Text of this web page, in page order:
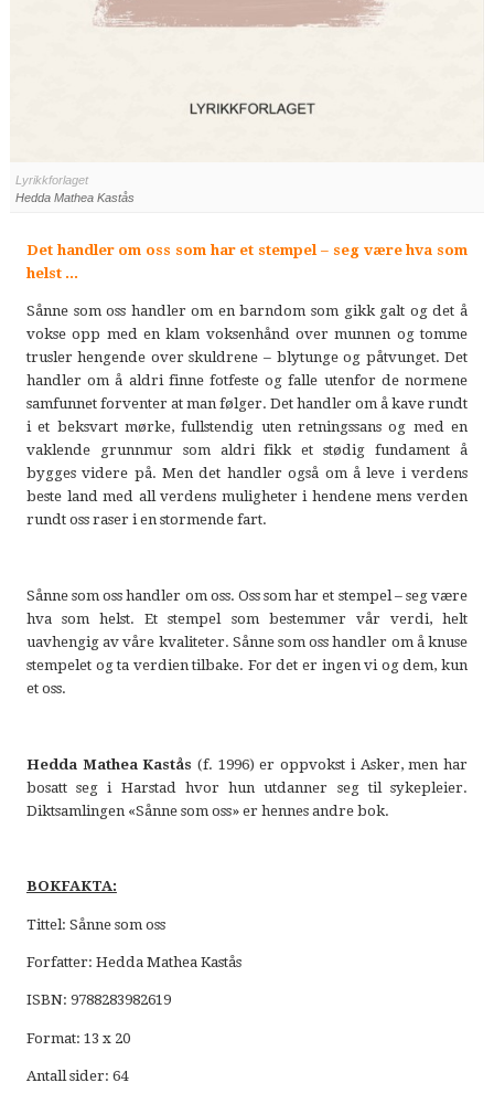
Lyrikkforlaget
Hedda Mathea Kastås
Det handler om oss som har et stempel – seg være hva som
helst ...
Sånne som oss handler om en barndom som gikk galt og det å
vokse opp med en klam voksenhånd over munnen og tomme
trusler hengende over skuldrene – blytunge og påtvunget. Det
handler om å aldri finne fotfeste og falle utenfor de normene
samfunnet forventer at man følger. Det handler om å kave rundt
i et beksvart mørke, fullstendig uten retningssans og med en
vaklende grunnmur som aldri fikk et stødig fundament å
bygges videre på. Men det handler også om å leve i verdens
beste land med all verdens muligheter i hendene mens verden
rundt oss raser i en stormende fart.
Sånne som oss handler om oss. Oss som har et stempel – seg være
hva som helst. Et stempel som bestemmer vår verdi, helt
uavhengig av våre kvaliteter. Sånne som oss handler om å knuse
stempelet og ta verdien tilbake. For det er ingen vi og dem, kun
et oss.
Hedda Mathea Kastås (f. 1996) er oppvokst i Asker, men har
bosatt seg i Harstad hvor hun utdanner seg til sykepleier.
Diktsamlingen «Sånne som oss» er hennes andre bok.
BOKFAKTA:
Tittel: Sånne som oss
Forfatter: Hedda Mathea Kastås
ISBN: 9788283982619
Format: 13 x 20
Antall sider: 64